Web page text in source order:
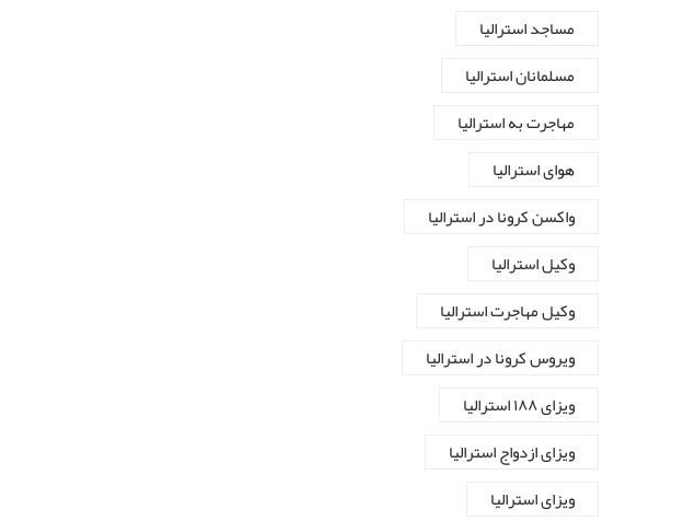
مساجد استرالیا
مسلمانان استرالیا
مهاجرت به استرالیا
هوای استرالیا
واکسن کرونا در استرالیا
وکیل استرالیا
وکیل مهاجرت استرالیا
ویروس کرونا در استرالیا
ویزای ۱۸۸ استرالیا
ویزای ازدواج استرالیا
ویزای استرالیا